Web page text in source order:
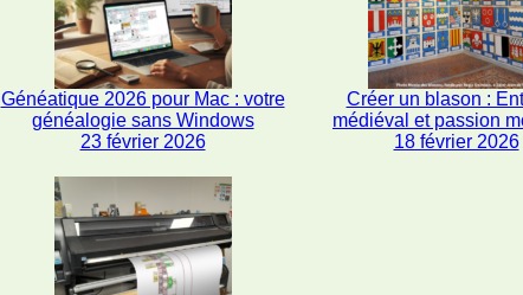
Généatique 2026 pour Mac : votre
généalogie sans Windows
23 février 2026
Créer un blason :
médiéval et passion
18 février 2026